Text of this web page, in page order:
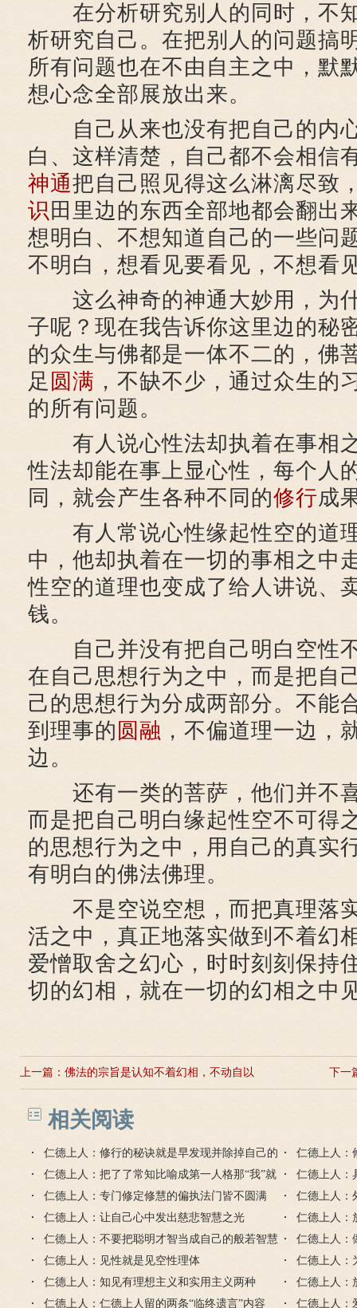
在分析研究别人的同时，不
析研究自己。在把别人的问题搞
所有问题也在不由自主之中，默
想心念全部展放出来。
自己从来也没有把自己的内
白、这样清楚，自己都不会相信
神通把自己照见得这么淋漓尽致
识 田里边的东西全部地都会翻出
想明白、不想知道自己的一些问
不明白，想看见要看见，不想看
这么神奇的神通大妙用，为
子呢？现在我告诉你这里边的秘
的众生与佛都是一体不二的，佛
足 圆满 ，不缺不少，通过众生的
的所有问题。
有人说心性法却执着在事相
性法却能在事上显心性，每个人
同，就会产生各种不同的修行成
有人常说心性缘起性空的道
中，他却执着在一切的事相之中
性空的道理也变成了给人讲说、
钱。
自己并没有把自己明白空性
在自己思想行为之中，而是把自
己的思想行为分成两部分。不能
到理事的 圆融 ，不偏道理一边，
边。
还有一类的菩萨，他们并不
而是把自己明白缘起性空不可得
的思想行为之中，用自己的真实
有明白的佛法佛理。
不是空说空想，而把真理落
活之中，真正地落实做到不着幻
爱憎取舍之幻心，时时刻刻保持
切的幻相，就在一切的幻相之中
上一篇： 佛法的宗旨是认知不着幻相，不动自以 下一
相关阅读
仁德上人：修行的秘诀就是早发现并除掉自己的
习气毛病
仁德上人：
的缺点错误
仁德上人：把了了常知比喻成第一人格那“我”就
是第二人格
仁德上人：
戒定慧
仁德上人：专门修定修慧的偏执法门皆不圆满
仁德上人：
仁德上人：让自己心中发出慈悲智慧之光
仁德上人：
仁德上人：不要把聪明才智当成自己的般若智慧
仁德上人：
的智慧心
仁德上人：见性就是见空性理体
仁德上人：
己的自由心
仁德上人：知见有理想主义和实用主义两种
仁德上人：
仁德上人：仁德上人留的两条“临终遗言”内容
仁德上人：